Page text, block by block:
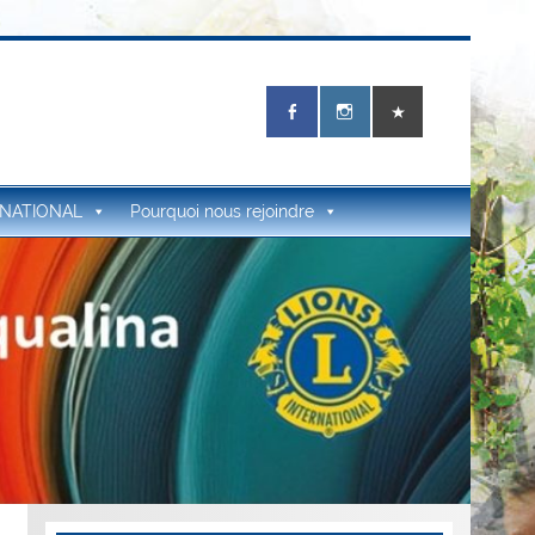
Pourquoi nous rejoindre